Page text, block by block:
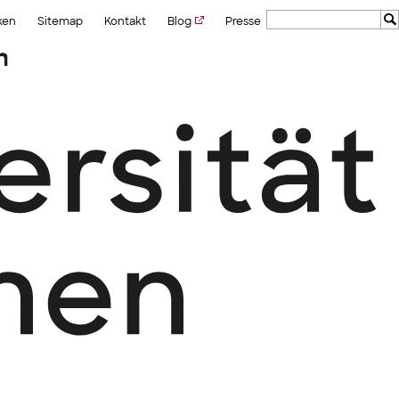
Sitemap Kontakt Blog Presse